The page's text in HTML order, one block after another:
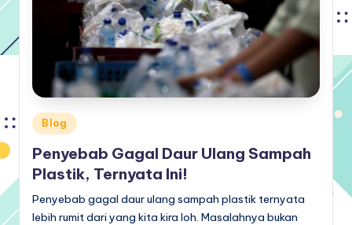
Posted
in
Blog
Penyebab Gagal Daur Ulang Sampah
Plastik, Ternyata Ini!
Penyebab gagal daur ulang sampah plastik ternyata
lebih rumit dari yang kita kira loh. Masalahnya bukan